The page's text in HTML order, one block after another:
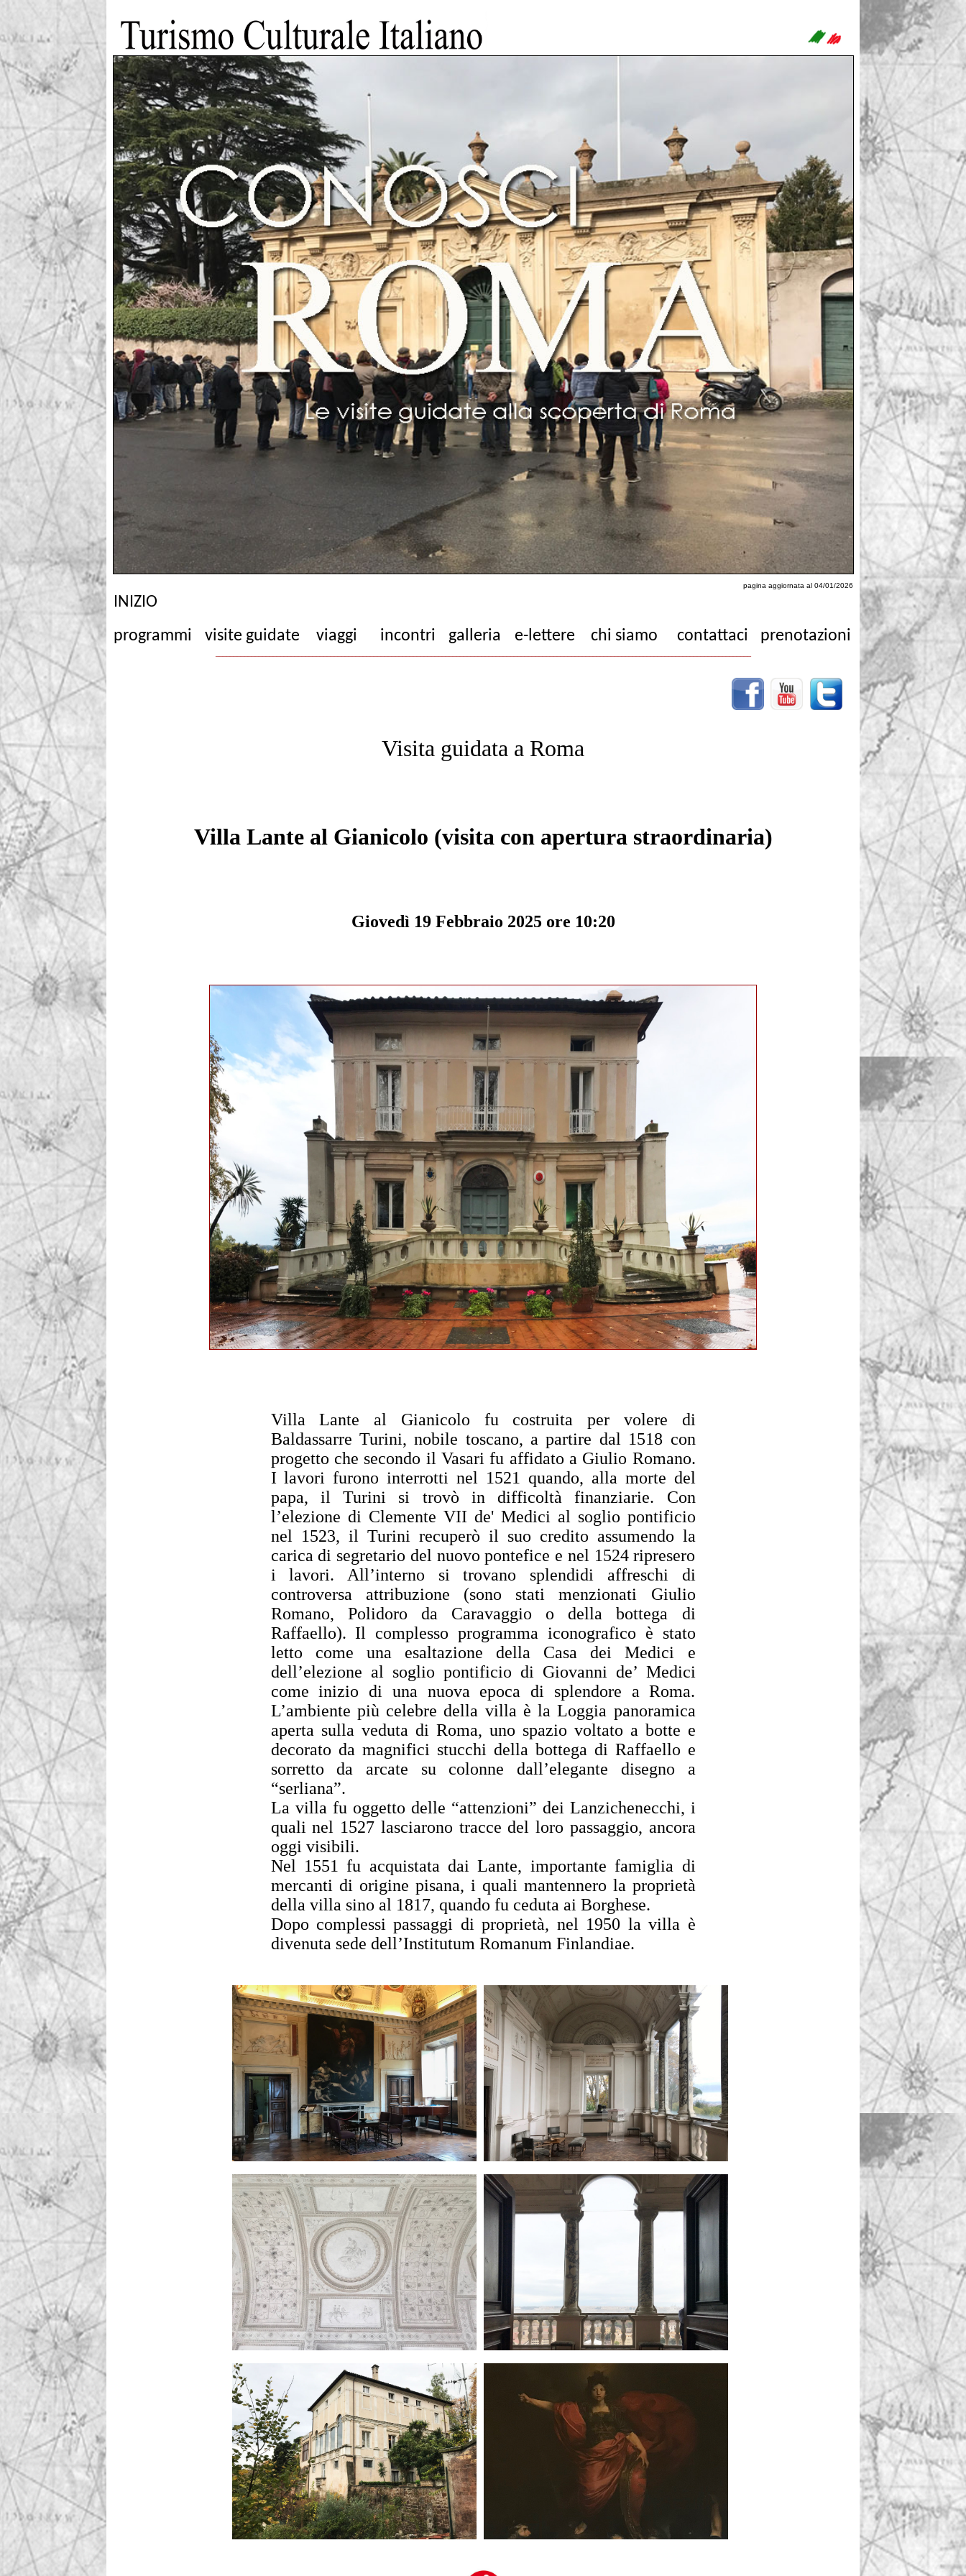
pagina aggiornata al 04/01/2026
INIZIO
programmi
visite guidate viaggi incontri galleria e-lettere chi siamo contattaci prenotazioni
Visita guidata a Roma
Villa Lante al Gianicolo (visita con apertura straordinaria)
Giovedì 19 Febbraio 2025 ore 10:20
Villa Lante al Gianicolo fu costruita per volere di
Baldassarre Turini, nobile toscano, a partire dal 1518 con
progetto che secondo il Vasari fu affidato a Giulio Romano.
I lavori furono interrotti nel 1521 quando, alla morte del
papa, il Turini si trovò in difficoltà finanziarie. Con
l’elezione di Clemente VII de' Medici al soglio pontificio
nel 1523, il Turini recuperò il suo credito assumendo la
carica di segretario del nuovo pontefice e nel 1524 ripresero
i lavori. All’interno si trovano splendidi affreschi di
controversa attribuzione (sono stati menzionati Giulio
Romano, Polidoro da Caravaggio o della bottega di
Raffaello). Il complesso programma iconografico è stato
letto come una esaltazione della Casa dei Medici e
dell’elezione al soglio pontificio di Giovanni de’ Medici
come inizio di una nuova epoca di splendore a Roma.
L’ambiente più celebre della villa è la Loggia panoramica
aperta sulla veduta di Roma, uno spazio voltato a botte e
decorato da magnifici stucchi della bottega di Raffaello e
sorretto da arcate su colonne dall’elegante disegno a
“serliana”.
La villa fu oggetto delle “attenzioni” dei Lanzichenecchi, i
quali nel 1527 lasciarono tracce del loro passaggio, ancora
oggi visibili.
Nel 1551 fu acquistata dai Lante, importante famiglia di
mercanti di origine pisana, i quali mantennero la proprietà
della villa sino al 1817, quando fu ceduta ai Borghese.
Dopo complessi passaggi di proprietà, nel 1950 la villa è
divenuta sede dell’Institutum Romanum Finlandiae.